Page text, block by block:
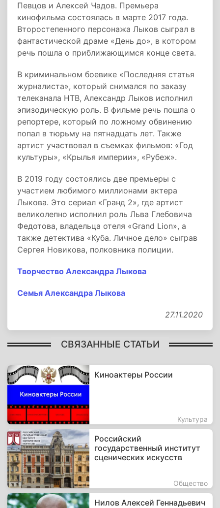
Певцов и Алексей Чадов. Премьера
кинофильма состоялась в марте 2017 года.
Второстепенного персонажа Лыков сыграл в
фантастической драме «День до», в котором
речь пошла о приближающимся конце света.
В криминальном боевике «Последняя статья
журналиста», который снимался по заказу
телеканала НТВ, Александр Лыков исполнил
эпизодическую роль. В фильме речь пошла о
репортере, который по ложному обвинению
попал в тюрьму на пятнадцать лет. Также
артист участвовал в съемках фильмов: «Год
культуры», «Крылья империи», «Рубеж».
В 2019 году состоялись две премьеры с
участием любимого миллионами актера
Лыкова. Это сериал «Гранд 2», где артист
великолепно исполнил роль Льва Глебовича
Федотова, владельца отеля «Grand Lion», а
также детектива «Куба. Личное дело» сыграв
Сергея Новикова, полковника полиции.
Творчество Александра Лыкова
Семья Александра Лыкова
27.11.2020
СВЯЗАННЫЕ СТАТЬИ
Киноактеры России
Культура
Российский
государственный институт
сценических искусств
Общество
Нилов Алексей Геннадьевич